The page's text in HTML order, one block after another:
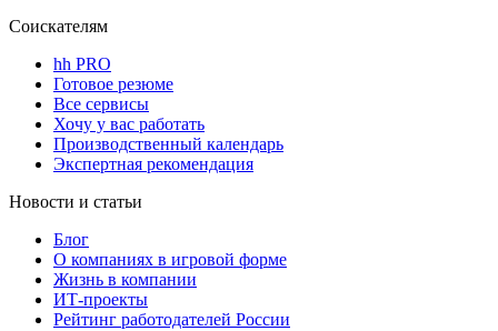
Соискателям
hh PRO
Готовое резюме
Все сервисы
Хочу у вас работать
Производственный календарь
Экспертная рекомендация
Новости и статьи
Блог
О компаниях в игровой форме
Жизнь в компании
ИТ-проекты
Рейтинг работодателей России